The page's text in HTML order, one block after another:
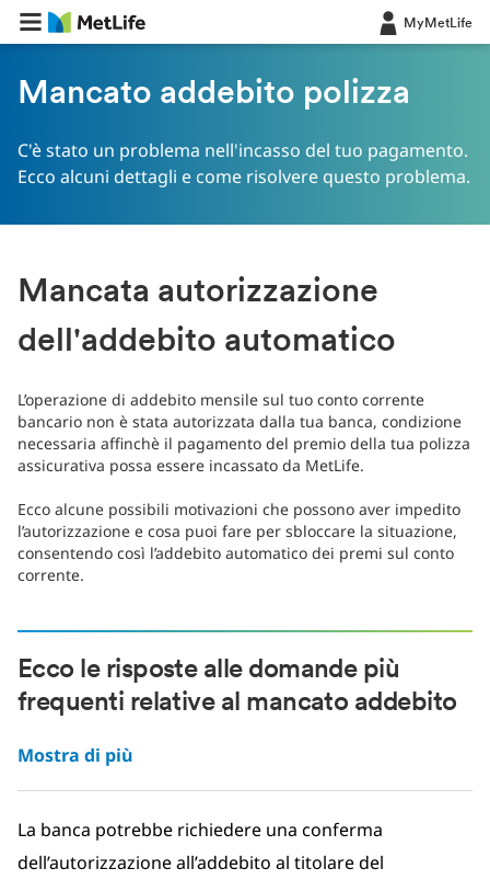
MyMetLife
Mancato addebito polizza
C'è stato un problema nell'incasso del tuo pagamento.
Ecco alcuni dettagli e come risolvere questo problema.
Mancata autorizzazione
dell'addebito automatico
L’operazione di addebito mensile sul tuo conto corrente
bancario non è stata autorizzata dalla tua banca, condizione
necessaria affinchè il pagamento del premio della tua polizza
assicurativa possa essere incassato da MetLife.
Ecco alcune possibili motivazioni che possono aver impedito
l’autorizzazione e cosa puoi fare per sbloccare la situazione,
consentendo così l’addebito automatico dei premi sul conto
corrente.
Ecco le risposte alle domande più
frequenti relative al mancato addebito
Mostra di più
La banca potrebbe richiedere una conferma
dell’autorizzazione all’addebito al titolare del